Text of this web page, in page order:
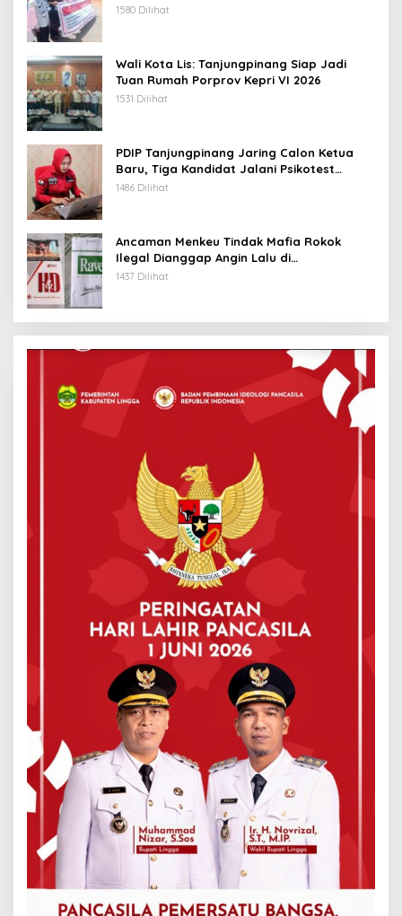
1580 Dilihat
Wali Kota Lis: Tanjungpinang Siap Jadi
Tuan Rumah Porprov Kepri VI 2026
1531 Dilihat
PDIP Tanjungpinang Jaring Calon Ketua
Baru, Tiga Kandidat Jalani Psikotest
Daring
1486 Dilihat
Ancaman Menkeu Tindak Mafia Rokok
Ilegal Dianggap Angin Lalu di
Tanjungpinang
1437 Dilihat